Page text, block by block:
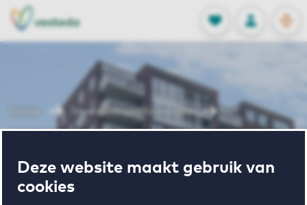
Deze website maakt gebruik van
cookies
FAVORIETEN
Opgeslagen
INLOGGEN
NL
EN
Huurwoningen Groningen
Wonen in